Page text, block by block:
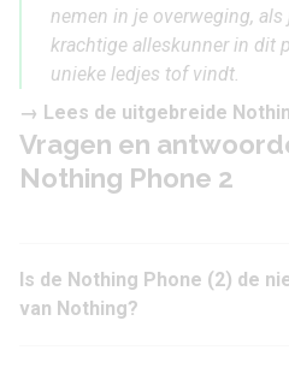
nemen in je overweging,
krachtige alleskunner in dit
unieke ledjes tof vindt.
→ Lees de uitgebreide
Vragen en
Nothing Phone 2
Is de Nothing Phone (2) de
van Nothing?